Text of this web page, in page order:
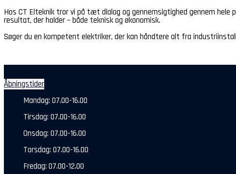
Hos CT Elteknik tror vi på tæt dialog og gennemsigtighed gennem
resultat, der holder – både teknisk og økonomisk.
Søger du en kompetent elektriker, der kan håndtere alt fra
Åbningstider
Mandag: 07.00-16.00
Tirsdag: 07.00-16.00
Onsdag: 07.00-16.00
Torsdag: 07.00-16.00
Fredag: 07.00-12.00